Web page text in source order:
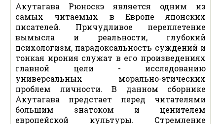
Акутагава Рюноскэ является одним из
самых читаемых в Европе японских
писателей. Причудливое переплетение
вымысла и реальности, глубокий
психологизм, парадоксальность суждений и
тонкая ирония служат в его произведениях
главной цели - исследованию
универсальных морально-этических
проблем личности. В данном сборнике
Акутагава предстает перед читателями
большим знатоком и ценителем
европейской культуры. Стремление